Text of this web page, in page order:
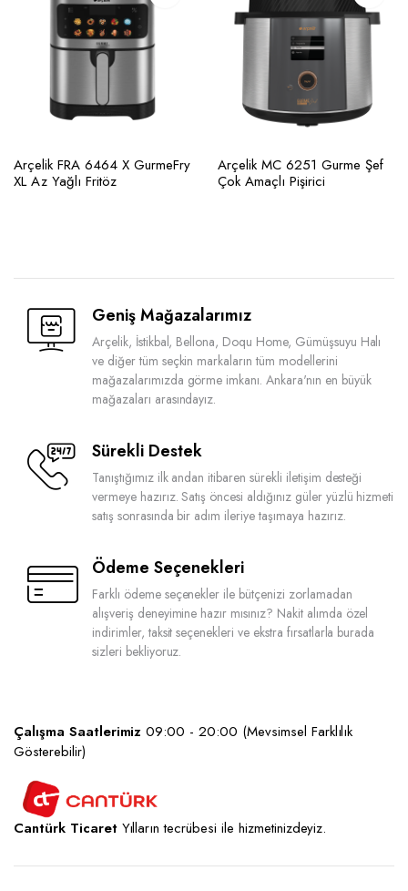
Arçelik FRA 6464 X GurmeFry
XL Az Yağlı Fritöz
Arçelik MC 6251 Gurme Şef
Çok Amaçlı Pişirici
Geniş Mağazalarımız
Arçelik, İstikbal, Bellona, Doqu Home, Gümüşsuyu Halı
ve diğer tüm seçkin markaların tüm modellerini
mağazalarımızda görme imkanı. Ankara'nın en büyük
mağazaları arasındayız.
Sürekli Destek
Tanıştığımız ilk andan itibaren sürekli iletişim desteği
vermeye hazırız. Satış öncesi aldığınız güler yüzlü hizmeti
satış sonrasında bir adım ileriye taşımaya hazırız.
Ödeme Seçenekleri
Farklı ödeme seçenekler ile bütçenizi zorlamadan
alışveriş deneyimine hazır mısınız? Nakit alımda özel
indirimler, taksit seçenekleri ve ekstra fırsatlarla burada
sizleri bekliyoruz.
Çalışma Saatlerimiz 09:00 - 20:00 (Mevsimsel Farklılık
Gösterebilir)
Cantürk TicaretYılların tecrübesi ile hizmetinizdeyiz.